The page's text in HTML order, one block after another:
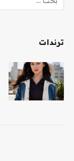
ترندات